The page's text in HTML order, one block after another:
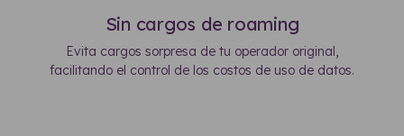
Sin cargos de roaming
Evita cargos sorpresa de tu operador original,
facilitando el control de los costos de uso de datos.